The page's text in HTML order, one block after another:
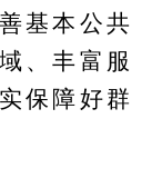
基本公共
、丰富服
保障好群